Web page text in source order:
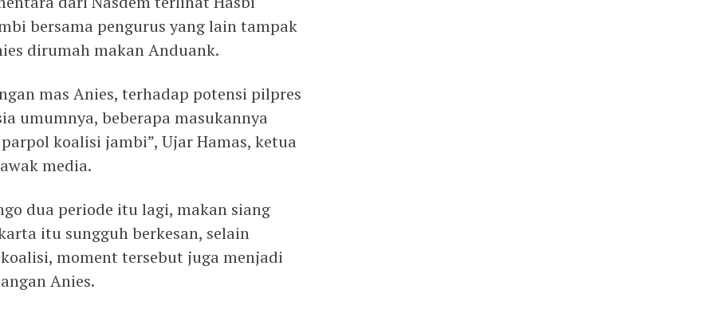
bersama pengurus yang lain tampak
dirumah makan Anduank.
mas Anies, terhadap potensi pilpres
umumnya, beberapa masukannya
koalisi jambi”, Ujar Hamas, ketua
media.
dua periode itu lagi, makan siang
itu sungguh berkesan, selain
moment tersebut juga menjadi
Anies.